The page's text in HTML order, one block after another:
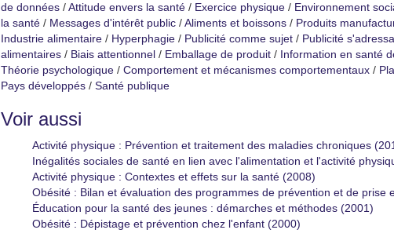
de données/Attitude envers la santé/ Exercice physique/ Environnement
la santé/ Messages d'intérêt public/Aliments et boissons/ Produits
Industrie alimentaire/ Hyperphagie/ Publicité comme sujet/ Publicité
alimentaires/ Biais attentionnel/ Emballage de produit/ Information en santé
Théorie psychologique/ Comportement et mécanismes comportementaux/
Pays développés/ Santé publique
Voir aussi
Activité physique : Prévention et traitement des maladies chroniques
Inégalités sociales de santé en lien avec l'alimentation et l'activité
Activité physique : Contextes et effets sur la santé (2008)
Obésité : Bilan et évaluation des programmes de prévention et de prise
Éducation pour la santé des jeunes : démarches et méthodes (2001)
Obésité : Dépistage et prévention chez l'enfant (2000)